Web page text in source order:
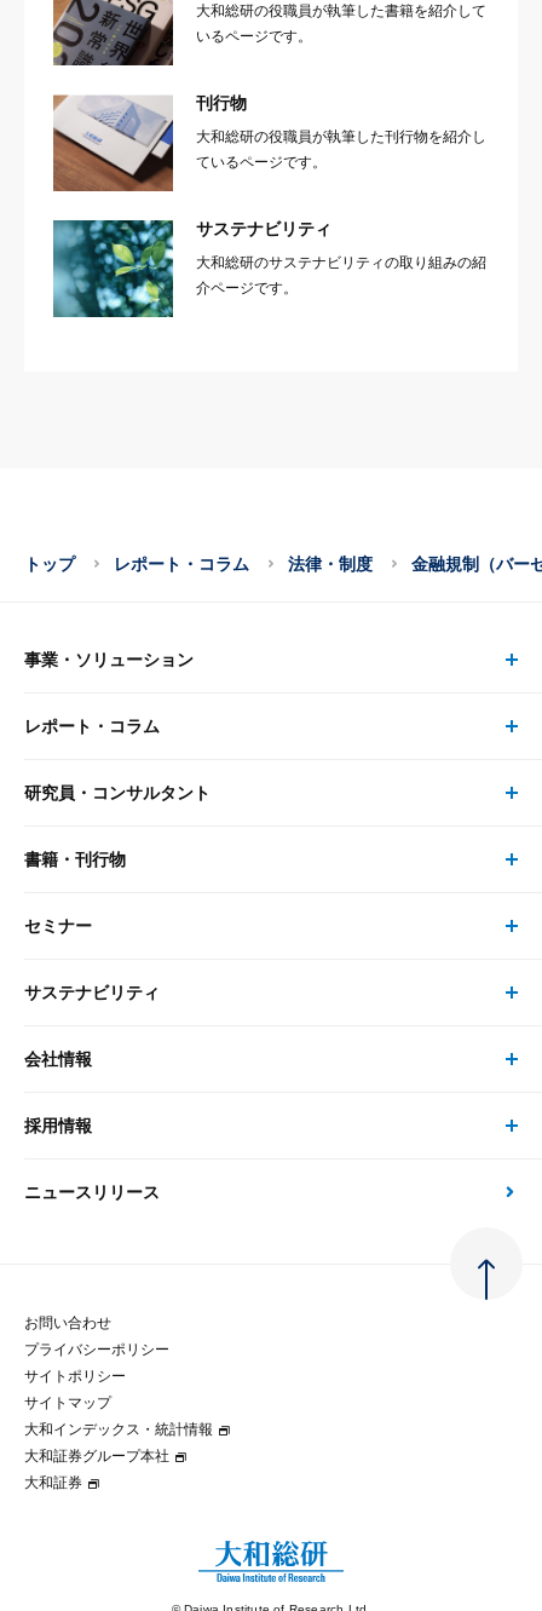
大和総研の役職員が執筆した書籍を紹介して
いるページです。
刊行物
大和総研の役職員が執筆した刊行物を紹介し
ているページです。
サステナビリティ
大和総研のサステナビリティの取り組みの紹
介ページです。
トップ レポート・コラム 法律・制度 金融規制（バー
事業・ソリューション
事業・ソリューション トップ
リサーチ
大和総研の強み
先端テクノロジーに基づく新たな価値の創出
レポート・コラム
レポート・コラム トップ
最新のレポート・コラム
政策分析
金融経済教育等
コラム
大和インデックス・統計情報
研究員・コンサルタント
研究員・コンサルタント トップ
研究員
書籍・刊行物
書籍・刊行物 トップ
書籍
セミナー
セミナー トップ
現在受付中のセミナー・イベント
サステナビリティ
サステナビリティの取り組み
次世代社会への貢献
マルチステークホルダー方針
パートナーシップ構築宣言
会社情報
会社情報 トップ
会社概要・役員一覧
大和総研の歩み
グループ会社
採用情報
採用情報 トップ
経験者採用
ニュースリリース
お問い合わせ
プライバシーポリシー
サイトポリシー
サイトマップ
大和インデックス・統計情報
大和証券グループ本社
大和証券